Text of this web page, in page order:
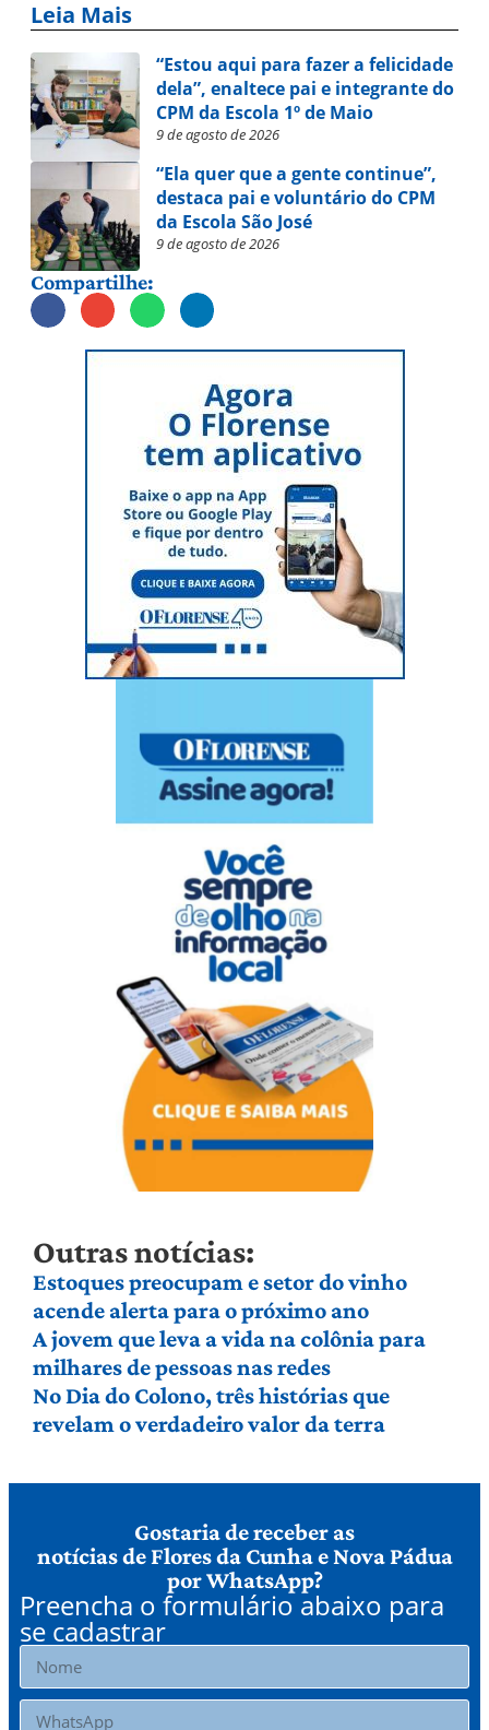
Leia Mais
“Estou aqui para fazer a felicidade
dela”, enaltece pai e integrante do
CPM da Escola 1º de Maio
9 de agosto de 2026
“Ela quer que a gente continue”,
destaca pai e voluntário do CPM
da Escola São José
9 de agosto de 2026
Compartilhe:
Outras notícias:
Estoques preocupam e setor do vinho
acende alerta para o próximo ano
A jovem que leva a vida na colônia para
milhares de pessoas nas redes
No Dia do Colono, três histórias que
revelam o verdadeiro valor da terra
Gostaria de receber as
notícias de Flores da Cunha e Nova Pádua
por WhatsApp?
Preencha o formulário abaixo para
se cadastrar